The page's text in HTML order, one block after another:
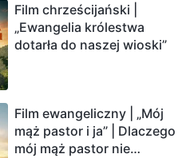
Film chrześcijański |
„Ewangelia królestwa
dotarła do naszej wioski”
Film ewangeliczny | „Mój
mąż pastor i ja” | Dlaczego
mój mąż pastor nie